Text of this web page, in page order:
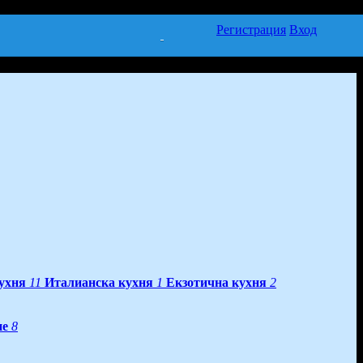
Регистрация Вход
11 Италианска кухня 1 Екзотична кухня 2
8